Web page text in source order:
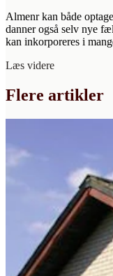
Almenr kan både
danner også selv nye
kan inkorporeres i
Læs videre
Flere artikler